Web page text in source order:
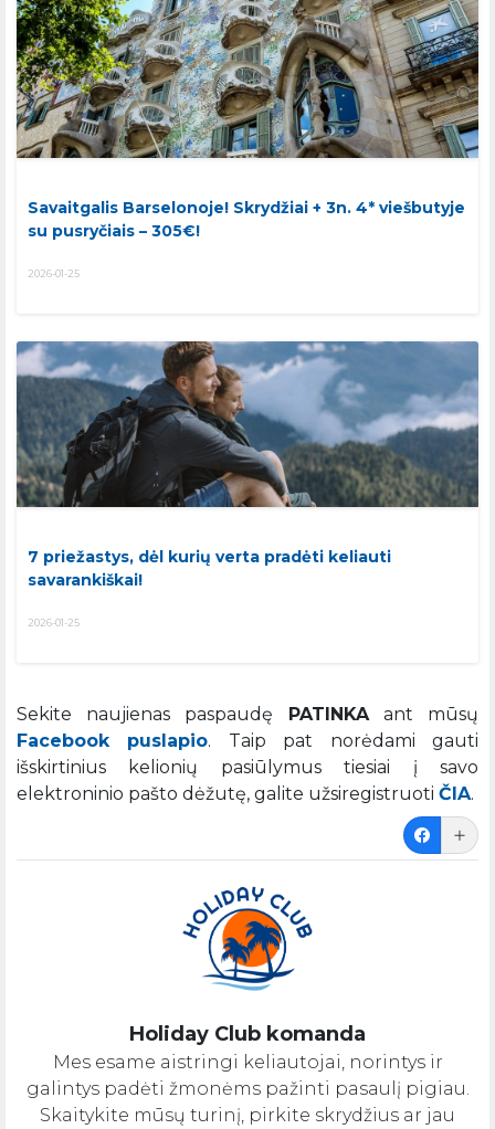
Savaitgalis Barselonoje! Skrydžiai + 3n. 4* viešbutyje
su pusryčiais – 305€!
2026-01-25
7 priežastys, dėl kurių verta pradėti keliauti
savarankiškai!
2026-01-25
Sekite naujienas paspaudę PATINKAant mūsų
Facebook puslapio. Taip pat norėdami gauti
išskirtinius kelionių pasiūlymus tiesiai į savo
elektroninio pašto dėžutę, galite užsiregistruoti ČIA.
Holiday Club komanda
Mes esame aistringi keliautojai, norintys ir
galintys padėti žmonėms pažinti pasaulį pigiau.
Skaitykite mūsų turinį, pirkite skrydžius ar jau